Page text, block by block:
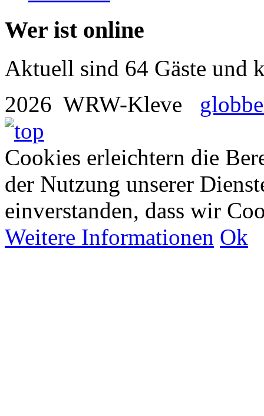
Wer ist online
Aktuell sind 64 Gäste und
2026 WRW-Kleve
Cookies erleichtern die
der Nutzung unserer
einverstanden, dass wir
Weitere Informationen Ok